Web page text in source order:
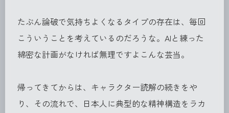
たぶん論破で気持ちよくなるタイプの存在は、毎回
こういうことを考えているのだろうな。AIと練った
綿密な計画がなければ無理ですよこんな芸当。
帰ってきてからは、キャラクター読解の続きをや
り、その流れで、日本人に典型的な精神構造をラカ